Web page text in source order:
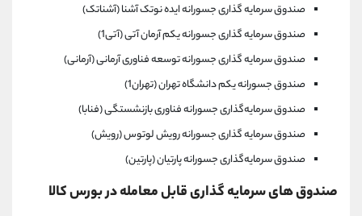
صندوق سرمایه گذاری جسورانه ایده نوتک آشنا (آشناتک)
صندوق سرمایه گذاری جسورانه یکم آرمان آتی (آتی1)
صندوق سرمایه گذاری جسورانه توسعه فناوری آرمانی (آرمانی)
صندوق جسورانه یکم دانشگاه تهران (تهران1)
صندوق سرمایه‌گذاری جسورانه فناوری بازنشستگی (فنابا)
صندوق سرمایه گذاری جسورانه رویش لوتوس (رویش)
صندوق سرمایه‌گذاری جسورانه پارتیان (پارتین)
صندوق های سرمایه گذاری قابل معامله در بورس کالا